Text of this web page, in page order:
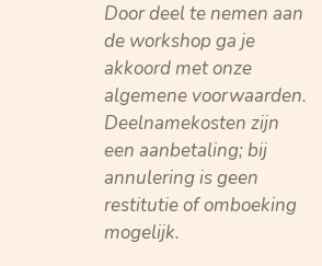
Door deel te nemen aan
de workshop ga je
akkoord met onze
algemene voorwaarden.
Deelnamekosten zijn
een aanbetaling; bij
annulering is geen
restitutie of omboeking
mogelijk.